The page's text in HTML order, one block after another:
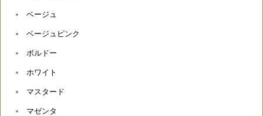
ベージュ
ベージュピンク
ボルドー
ホワイト
マスタード
マゼンタ